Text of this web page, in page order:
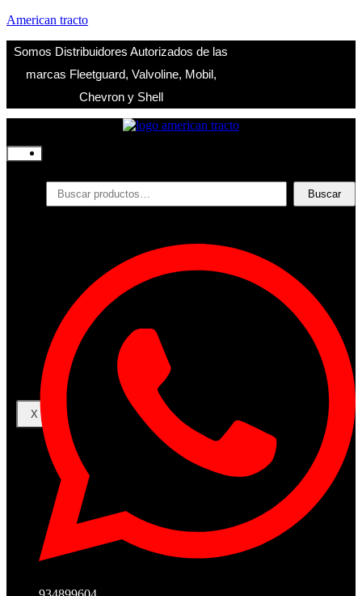
American tracto
Somos Distribuidores Autorizados de las
marcas Fleetguard, Valvoline, Mobil,
Chevron y Shell
Productos
Filtros
Contacto
Acceder
Iniciar Sesion
Registro
Restablecer la contraseña
X
Buscar